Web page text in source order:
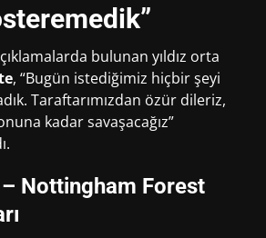
bulunan yıldız orta
, “Bugün istediğimiz hiçbir şeyi
Taraftarımızdan özür dileriz,
kadar savaşacağız”
Nottingham Forest